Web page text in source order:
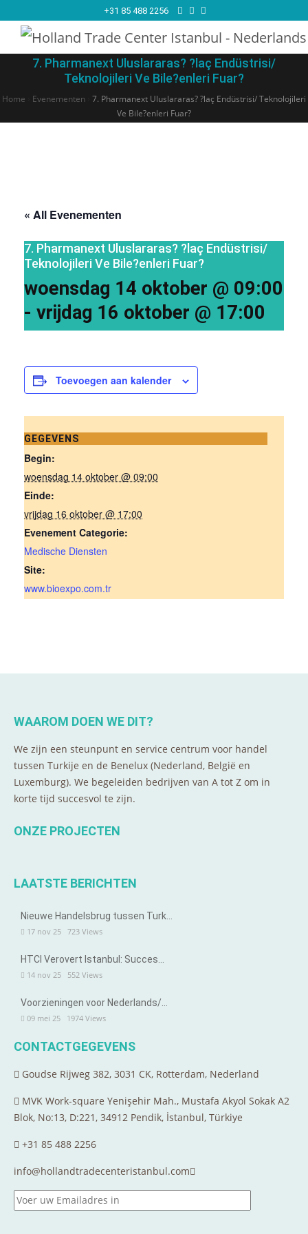
+31 85 488 2256
7. Pharmanext Uluslararas? ?laç Endüstrisi/
Teknolojileri Ve Bile?enleri Fuar?
Home Evenementen 7. Pharmanext Uluslararas? ?laç Endüstrisi/ Teknolojileri
Ve Bile?enleri Fuar?
« All Evenementen
7. Pharmanext Uluslararas? ?laç Endüstrisi/
Teknolojileri Ve Bile?enleri Fuar?
woensdag 14 oktober @ 09:00
- vrijdag 16 oktober @ 17:00
Toevoegen aan kalender
GEGEVENS
Begin:
woensdag 14 oktober @ 09:00
Einde:
vrijdag 16 oktober @ 17:00
Evenement Categorie:
Medische Diensten
Site:
www.bioexpo.com.tr
WAAROM DOEN WE DIT?
We zijn een steunpunt en service centrum voor handel
tussen Turkije en de Benelux (Nederland, België en
Luxemburg). We begeleiden bedrijven van A tot Z om in
korte tijd succesvol te zijn.
ONZE PROJECTEN
LAATSTE BERICHTEN
Nieuwe Handelsbrug tussen Turk…
17 nov 25 723 Views
HTCI Verovert Istanbul: Succes…
14 nov 25 552 Views
Voorzieningen voor Nederlands/…
09 mei 25 1974 Views
CONTACTGEGEVENS
Goudse Rijweg 382, 3031 CK, Rotterdam, Nederland
MVK Work-square Yenişehir Mah., Mustafa Akyol Sokak A2
Blok, No:13, D:221, 34912 Pendik, İstanbul, Türkiye
+31 85 488 2256
info@hollandtradecenteristanbul.com